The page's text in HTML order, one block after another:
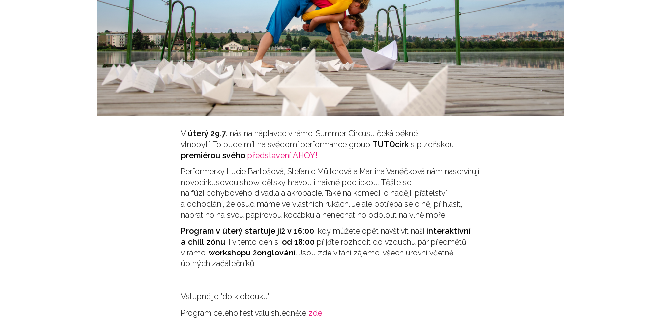
V úterý 29.7. nás na náplavce v rámci Summer Circusu čeká pěkné
vlnobytí. To bude mít na svědomí performance group TUTOcirk s plzeňskou
premiérou svého představení AHOY!
Performerky Lucie Bartošová, Stefanie Müllerová a Martina Vaněčková nám naservírují
novocirkusovou show dětsky hravou i naivně poetickou. Těšte se
na fúzi pohybového divadla a akrobacie. Také na komedii o naději, přátelství
a odhodlání, že osud máme ve vlastních rukách. Je ale potřeba se o něj přihlásit,
nabrat ho na svou papírovou kocábku a nenechat ho odplout na vlně moře.
Program v úterý startuje již v 16:00, kdy můžete opět navštívit naši interaktivní
a chill zónu. I v tento den si od 18:00 přijďte rozhodit do vzduchu pár předmětů
v rámci workshopu žonglování. Jsou zde vítání zájemci všech úrovní včetně
úplných začátečníků.
Vstupné je "do klobouku".
Program celého festivalu shlédněte zde.